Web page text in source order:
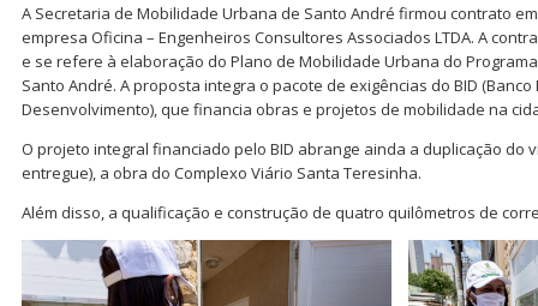
A Secretaria de Mobilidade Urbana de Santo André firmou contrato
empresa Oficina – Engenheiros Consultores Associados LTDA. A
e se refere à elaboração do Plano de Mobilidade Urbana do
Santo André. A proposta integra o pacote de exigências do BID
Desenvolvimento), que financia obras e projetos de mobilidade na
O projeto integral financiado pelo BID abrange ainda a duplicação do
entregue), a obra do Complexo Viário Santa Teresinha.
Além disso, a qualificação e construção de quatro quilômetros de